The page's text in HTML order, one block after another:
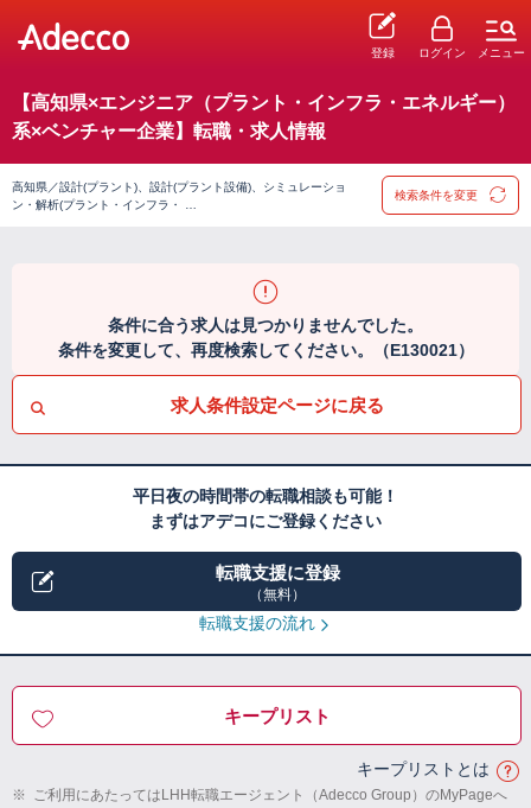
登録 ログイン メニュー
【高知県×エンジニア（プラント・インフラ・エネルギー）
系×ベンチャー企業】転職・求人情報
高知県／設計(プラント)、設計(プラント設備)、シミュレーショ
ン・解析(プラント・インフラ・ …
検索条件を変更
条件に合う求人は見つかりませんでした。
条件を変更して、再度検索してください。（E130021）
求人条件設定ページに戻る
平日夜の時間帯の転職相談も可能！
まずはアデコにご登録ください
転職支援に登録
（無料）
転職支援の流れ
キープリスト
キープリストとは
※ ご利用にあたってはLHH転職エージェント（Adecco Group）のMyPageへ